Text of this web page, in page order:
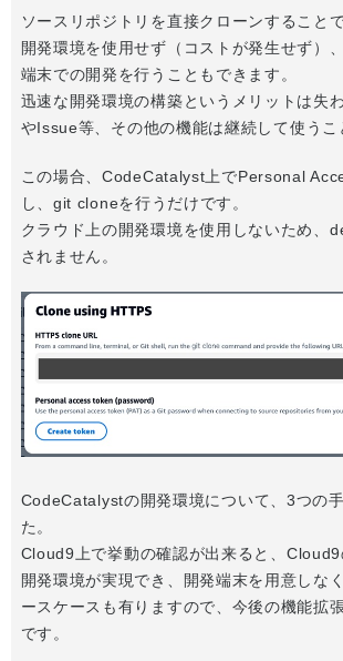
ソースリポジトリを直接クローンすること
開発環境を使用せず（コストが発生せず）
端末での開発を行うこともできます。
迅速な開発環境の構築というメリットは失
やIssue等、その他の機能は継続して使うこ
この場合、CodeCatalyst上でPersonal
し、git cloneを行うだけです。
クラウド上の開発環境を使用しないため、
されません。
CodeCatalystの開発環境について、3つの
た。
Cloud9上で挙動の確認が出来ると、
開発環境が実現でき、開発端末を用意しな
ースケースも有りますので、今後の機能拡
です。